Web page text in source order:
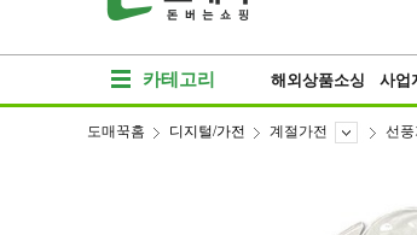
카테고리 해외상품소싱 사업
도매꾹홈 디지털/가전 계절가전 선풍